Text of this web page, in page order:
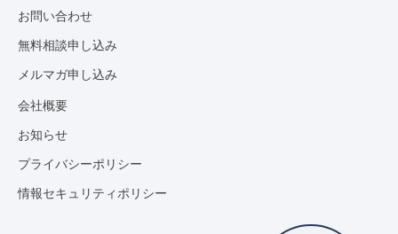
お問い合わせ
無料相談申し込み
メルマガ申し込み
会社概要
お知らせ
プライバシーポリシー
情報セキュリティポリシー